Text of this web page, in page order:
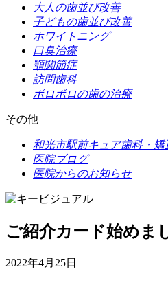
大人の歯並び改善
子どもの歯並び改善
ホワイトニング
口臭治療
顎関節症
訪問歯科
ボロボロの歯の治療
その他
和光市駅前キュア歯科・矯
医院ブログ
医院からのお知らせ
ご紹介カード始めま
2022年4月25日